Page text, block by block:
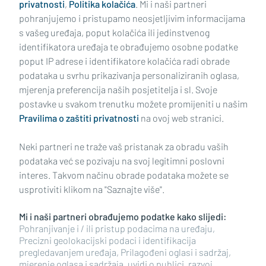
Impressum Uvjeti korištenja Politika privatnosti
Politika kolačića Kontakt Pritužbe Suradnici
Oglašavanje
RUBRIKE
BRODSKO-POSAVSKA ŽUPANIJA
POŽEŠKO-SLAVONSKA ŽUPANIJA
privatnosti, Politika kolačića. Mi i naši partneri
pohranjujemo i pristupamo neosjetljivim informacijama
s vašeg uređaja, poput kolačića ili jedinstvenog
identifikatora uređaja te obrađujemo osobne podatke
poput IP adrese i identifikatore kolačića radi obrade
podataka u svrhu prikazivanja personaliziranih oglasa,
mjerenja preferencija naših posjetitelja i sl. Svoje
postavke u svakom trenutku možete promijeniti u našim
Pravilima o zaštiti privatnosti na ovoj web stranici.
Neki partneri ne traže vaš pristanak za obradu vaših
podataka već se pozivaju na svoj legitimni poslovni
interes. Takvom načinu obrade podataka možete se
usprotiviti klikom na "Saznajte više".
Mi i naši partneri obrađujemo podatke kako slijedi:
Pohranjivanje i / ili pristup podacima na uređaju,
Precizni geolokacijski podaci i identifikacija
pregledavanjem uređaja, Prilagođeni oglasi i sadržaj,